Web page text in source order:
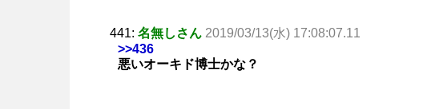
441: 名無しさん 2019/03/13(水) 17:08:07.11
>>436
悪いオーキド博士かな？